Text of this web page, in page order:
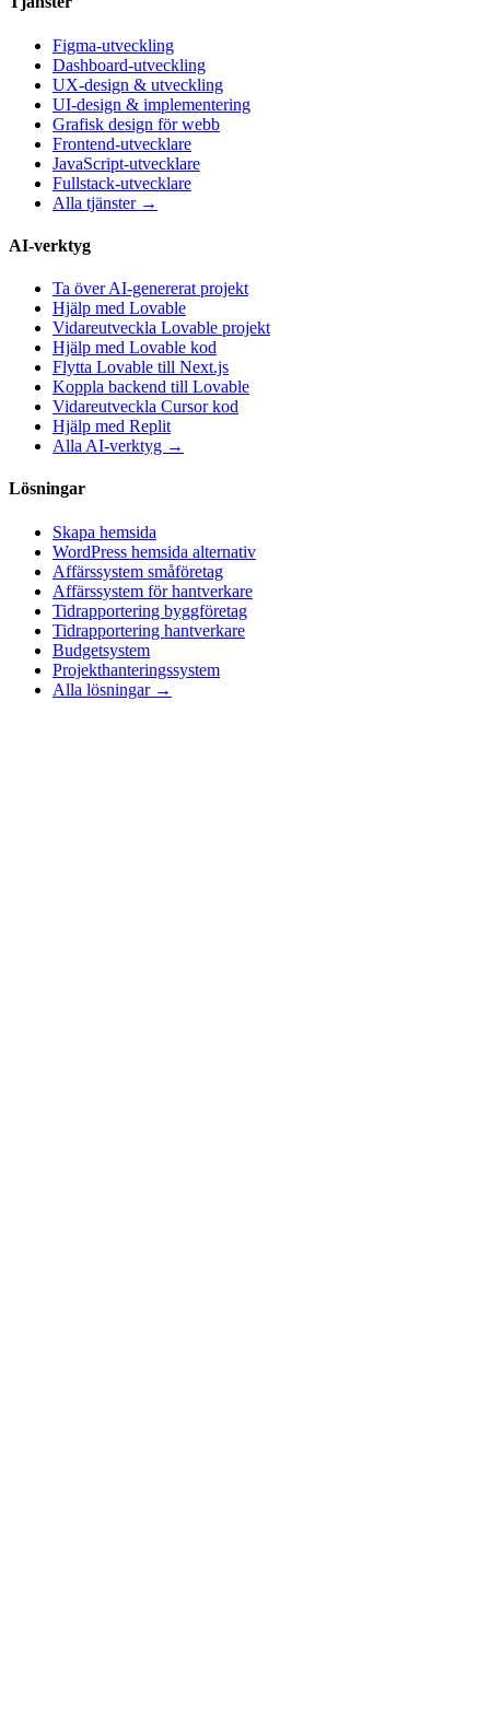
Figma-utveckling
Dashboard-utveckling
UX-design & utveckling
UI-design & implementering
Grafisk design för webb
Frontend-utvecklare
JavaScript-utvecklare
Fullstack-utvecklare
Alla tjänster →
AI-verktyg
Ta över AI-genererat projekt
Hjälp med Lovable
Vidareutveckla Lovable projekt
Hjälp med Lovable kod
Flytta Lovable till Next.js
Koppla backend till Lovable
Vidareutveckla Cursor kod
Hjälp med Replit
Alla AI-verktyg →
Lösningar
Skapa hemsida
WordPress hemsida alternativ
Affärssystem småföretag
Affärssystem för hantverkare
Tidrapportering byggföretag
Tidrapportering hantverkare
Budgetsystem
Projekthanteringssystem
Alla lösningar →